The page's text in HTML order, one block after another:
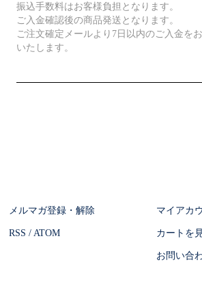
振込手数料はお客様負担となります。
ご入金確認後の商品発送となります。
ご注文確定メールより7日以内のご入金を
いたします。
メルマガ登録・解除
RSS / ATOM
マイアカ
カートを
お問い合